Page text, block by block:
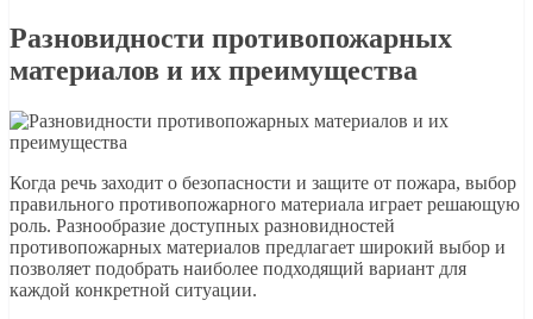
Разновидности противопожарных
материалов и их преимущества
Когда речь заходит о безопасности и защите от пожара, выбор
правильного противопожарного материала играет решающую
роль. Разнообразие доступных разновидностей
противопожарных материалов предлагает широкий выбор и
позволяет подобрать наиболее подходящий вариант для
каждой конкретной ситуации.